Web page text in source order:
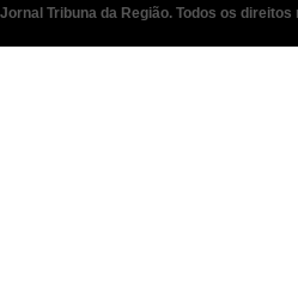
Jornal Tribuna da Região. Todos os